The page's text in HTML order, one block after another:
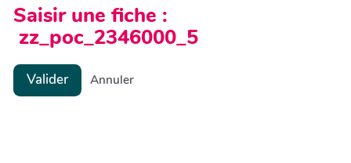
Saisir une fiche :
zz_poc_2346000_5
Valider Annuler